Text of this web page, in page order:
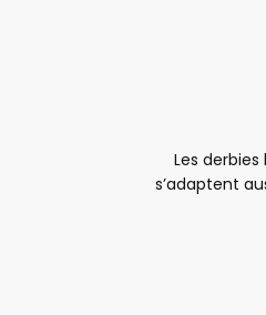
Les
s’adaptent
offrent un